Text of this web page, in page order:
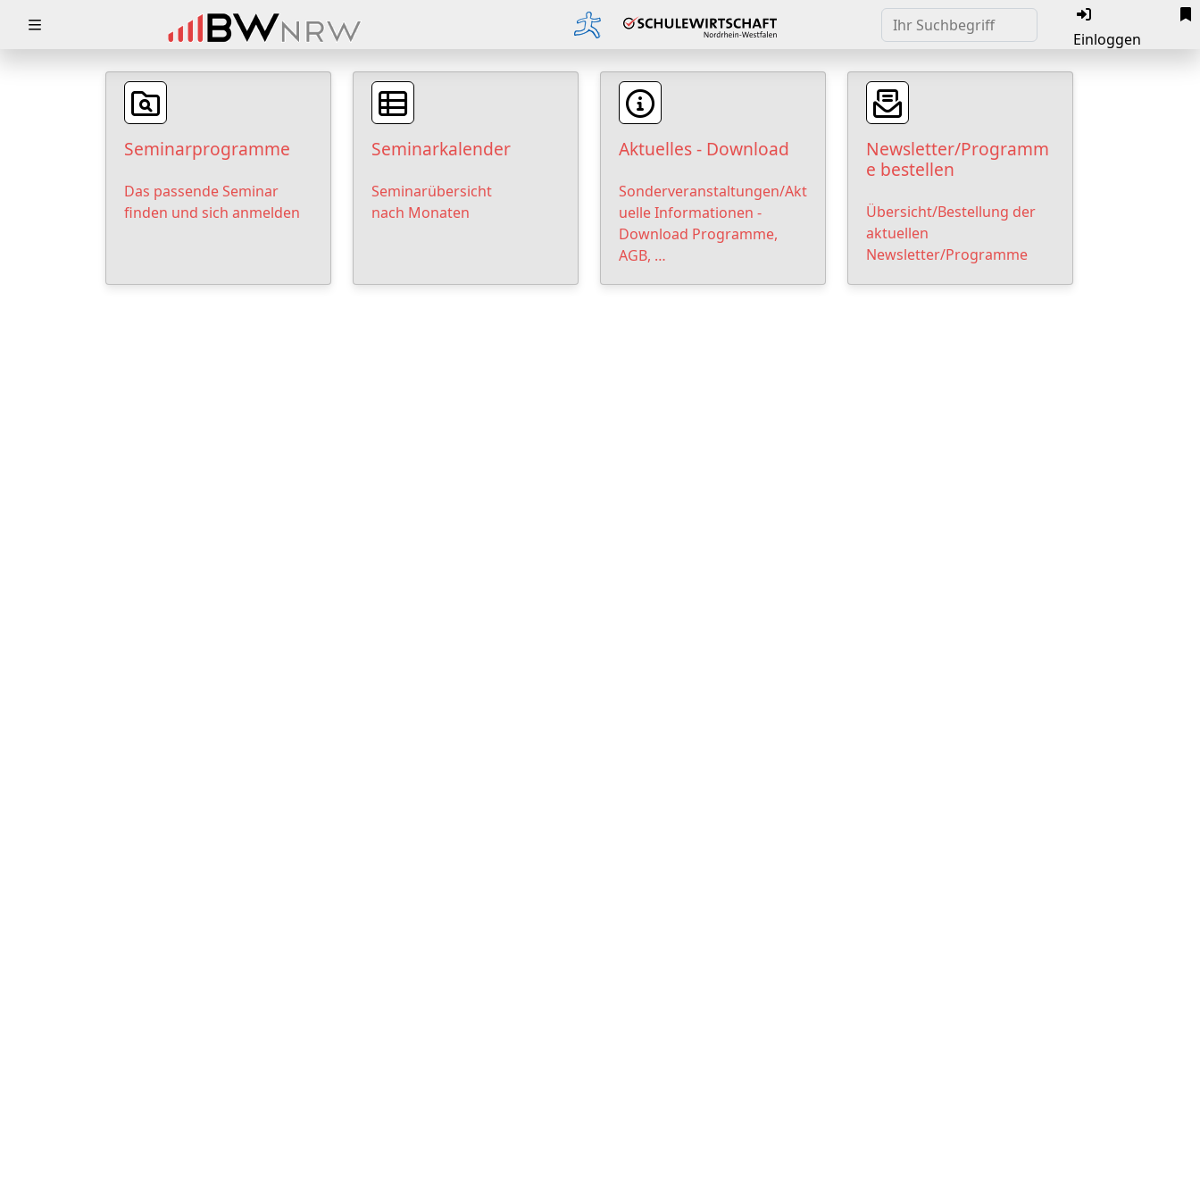
Einloggen
Seminarprogramme
Das passende Seminar
finden und sich anmelden
Seminarkalender
Seminarübersicht
nach Monaten
Aktuelles - Download
Sonderveranstaltungen/Akt
uelle Informationen -
Download Programme,
AGB, …
Newsletter/Programm
e bestellen
Übersicht/Bestellung der
aktuellen
Newsletter/Programme